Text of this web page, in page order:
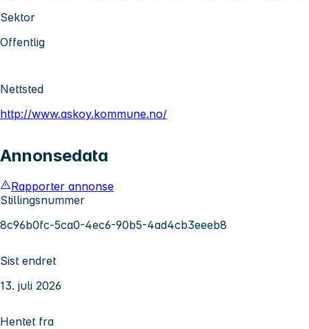
Sektor
Offentlig
Nettsted
http://www.askoy.kommune.no/
Annonsedata
Rapporter annonse
Stillingsnummer
8c96b0fc-5ca0-4ec6-90b5-4ad4cb3eeeb8
Sist endret
13. juli 2026
Hentet fra